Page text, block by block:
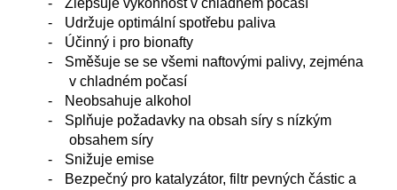
-
Zlepšuje výkonnost v chladném počasí
-
Udržuje optimální spotřebu paliva
-
Účinný i pro bionafty
-
Směšuje se se všemi naftovými palivy, zejména
v chladném počasí
-
Neobsahuje alkohol
-
Splňuje požadavky na obsah síry s nízkým
obsahem síry
-
Snižuje emise
-
Bezpečný pro katalyzátor, filtr pevných částic a